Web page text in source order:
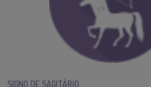
SIGNO DE SAGITÁRIO